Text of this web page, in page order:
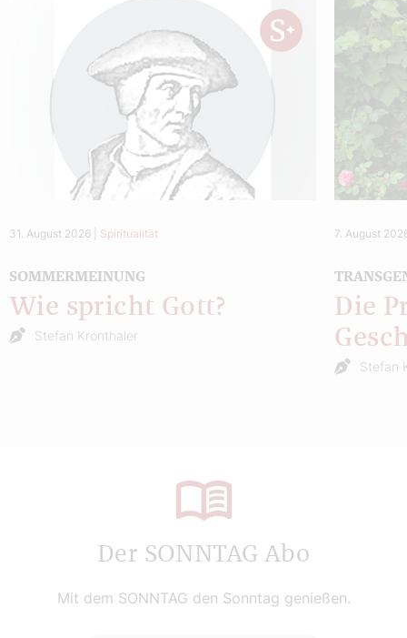
31. August 2026 Spiritualität
SOMMERMEINUNG
Wie spricht Gott?
Stefan Kronthaler
7. August
Die
Stefan
Der SONNTAG Abo
Mit dem SONNTAG den Sonntag genießen.